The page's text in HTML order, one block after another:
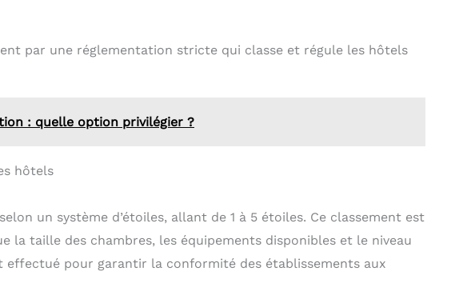
par une réglementation stricte qui classe et régule les hôtels
: quelle option privilégier ?
hôtels
un système d’étoiles, allant de 1 à 5 étoiles. Ce classement est
la taille des chambres, les équipements disponibles et le niveau
effectué pour garantir la conformité des établissements aux